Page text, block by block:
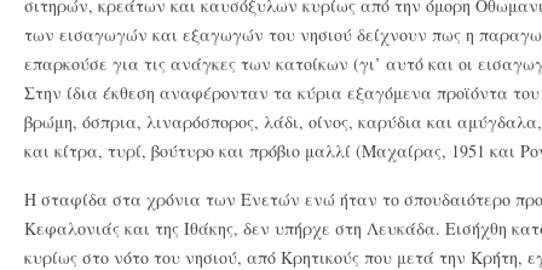
σιτηρών, κρεάτων και καυσόξυλων κυρίως από την όμορη
των εισαγωγών και εξαγωγών του νησιού δείχνουν πως η
επαρκούσε για τις ανάγκες των κατοίκων (γι’ αυτό και οι
Στην ίδια έκθεση αναφέρονταν τα κύρια εξαγόμενα προϊόντα
βρώμη, όσπρια, λιναρόσπορος, λάδι, οίνος, καρύδια και
και κίτρα, τυρί, βούτυρο και πρόβιο μαλλί (Μαχαίρας, 1951 και
Η σταφίδα στα χρόνια των Ενετών ενώ ήταν το σπουδαιότερο
Κεφαλονιάς και της Ιθάκης, δεν υπήρχε στη Λευκάδα. Εισήχθη
κυρίως στο νότο του νησιού, από Κρητικούς που μετά την Κρήτη,